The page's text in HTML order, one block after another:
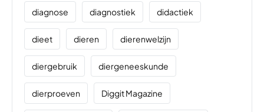
diagnose diagnostiek didactiek
dieet dieren dierenwelzijn
diergebruik diergeneeskunde
dierproeven Diggit Magazine